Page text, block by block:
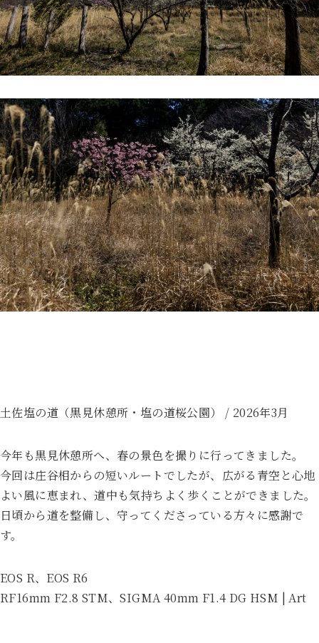
土佐塩の道（黒見休憩所・塩の道桜公園） / 2026年3月
今年も黒見休憩所へ、春の景色を撮りに行ってきました。
今回は庄谷相からの短いルートでしたが、広がる青空と心地
よい風に恵まれ、道中も気持ちよく歩くことができました。
日頃から道を整備し、守ってくださっている方々に感謝で
す。
EOS R、EOS R6
RF16mm F2.8 STM、SIGMA 40mm F1.4 DG HSM | Art